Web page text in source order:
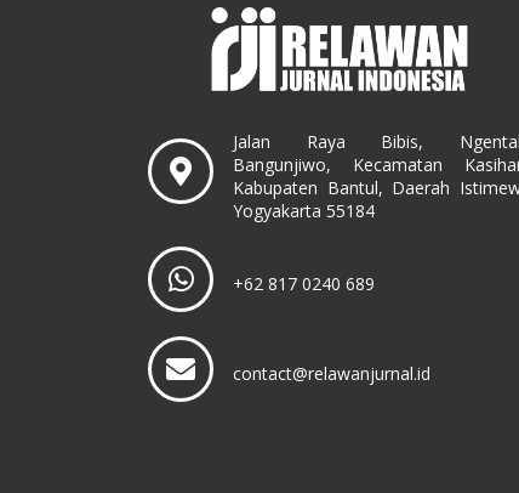
Jalan Raya Bibis,
Bangunjiwo, Kecamatan
Kabupaten Bantul, Daerah
Yogyakarta 55184
+62 817 0240 689
contact@relawanjurnal.id